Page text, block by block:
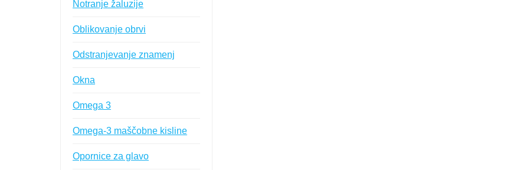
Notranje žaluzije
Oblikovanje obrvi
Odstranjevanje znamenj
Okna
Omega 3
Omega-3 maščobne kisline
Opornice za glavo